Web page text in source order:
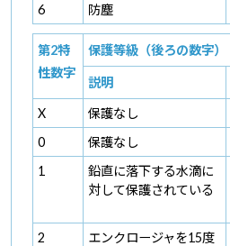
6
防塵
第2特
性数字
保護等級（後ろの数字）
説明
X
保護なし
0
保護なし
1
鉛直に落下する水滴に
対して保護されている
2
エンクロージャを15度